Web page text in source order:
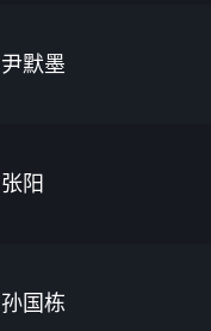
尹默墨
张阳
孙国栋